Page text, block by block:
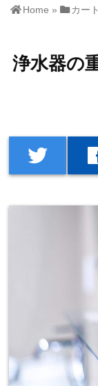
Home » カー
浄水器の
twitter